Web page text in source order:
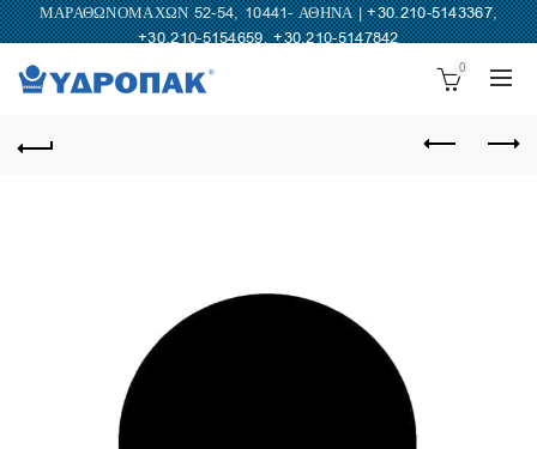
ΜΑΡΑΘΩΝΟΜΑΧΩΝ 52-54, 10441- ΑΘΗΝΑ |+30.210-5143367,
+30.210-5154659,+30.210-5147842
0